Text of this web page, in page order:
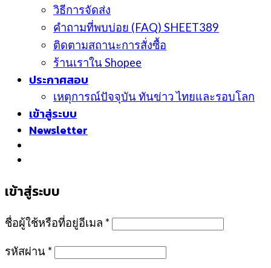
วิธีการจัดส่ง
คำถามที่พบบ่อย (FAQ) SHEET389
ติดตามสถานะการสั่งซื้อ
ร้านเราใน Shopee
ประกาศสอบ
เหตุการณ์ปัจจุบัน ทันข่าว ไทยและรอบโลก
เข้าสู่ระบบ
Newsletter
เข้าสู่ระบบ
ชื่อผู้ใช้หรือที่อยู่อีเมล *
รหัสผ่าน *